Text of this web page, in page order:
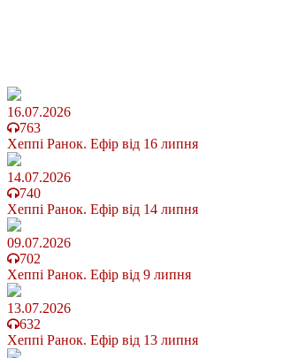
16.07.2026
763
Хеппі Ранок. Ефір від 16 липня
14.07.2026
740
Хеппі Ранок. Ефір від 14 липня
09.07.2026
702
Хеппі Ранок. Ефір від 9 липня
13.07.2026
632
Хеппі Ранок. Ефір від 13 липня